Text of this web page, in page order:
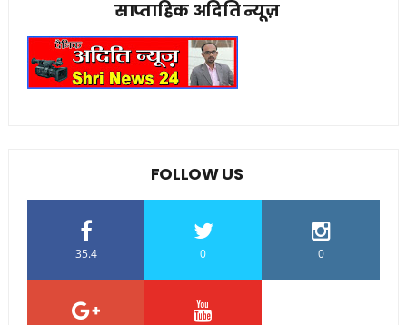
साप्ताहिक अदिति न्यूज़
FOLLOW US
35.4 0 0